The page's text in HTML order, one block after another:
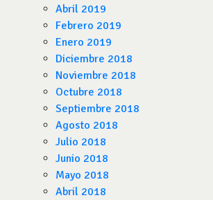
Abril 2019
Febrero 2019
Enero 2019
Diciembre 2018
Noviembre 2018
Octubre 2018
Septiembre 2018
Agosto 2018
Julio 2018
Junio 2018
Mayo 2018
Abril 2018